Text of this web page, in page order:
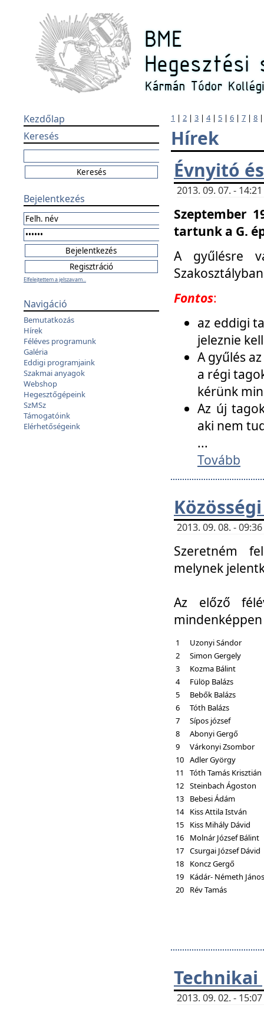
Kezdőlap
Keresés
Bejelentkezés
Elfelejtettem a jelszavam...
Navigáció
Bemutatkozás
Hírek
Féléves programunk
Galéria
Eddigi programjaink
Szakmai anyagok
Webshop
Hegesztőgépeink
SzMSz
Támogatóink
Elérhetőségeink
1 | 2 | 3 | 4| 5 | 6 | 7 | 8
Hírek
Évnyitó
2013. 09. 07. -
Szeptember
tartunk a G.
A gyűlésre
Fontos:
az eddigi
jeleznie
A gyűlés
a régi
kérünk
Az új
aki nem
...
Tovább
2013. 09. 08. -
Szeretném
melynek
Az előző
1
Uzonyi Sándor
2
Simon Gergely
3
Kozma Bálint
4
Fülöp Balázs
5
Bebők Balázs
6
Tóth Balázs
7
Sípos józsef
8
Abonyi Gergő
9
Várkonyi Zsombor
10 Adler György
11
Tóth Tamás Krisztián
12 Steinbach Ágoston
13
Bebesi Ádám
14 Kiss Attila István
15
Kiss Mihály Dávid
16
Molnár József Bálint
17 Csurgai József Dávid
18
Koncz Gergő
19
Kádár- Németh János
20
Rév Tamás
2013. 09. 02. -